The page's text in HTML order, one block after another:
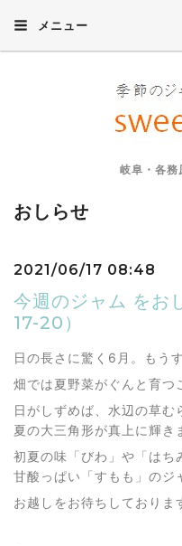
メニュー
岐阜・各務
おしらせ
2021/06/17 08:48
今週のジャム をお
17-20）
日の長さに驚く6月。もう
畑では夏野菜がぐんと育つ
日がしずめば、水辺の草
夏の大三角形が真上に輝き
初夏の味「びわ」や「はち
甘酸っぱい「すもも」のジ
お越しをお待ちしておりま